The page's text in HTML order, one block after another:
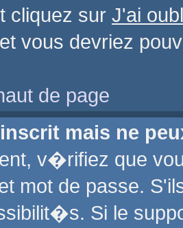
cliquez sur J'ai
vous devriez
de page
mais ne
v�rifiez que
mot de passe.
Si le